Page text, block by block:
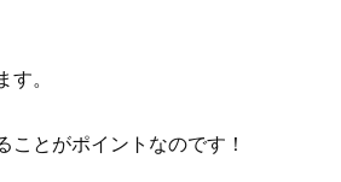
。
とがポイントなのです！